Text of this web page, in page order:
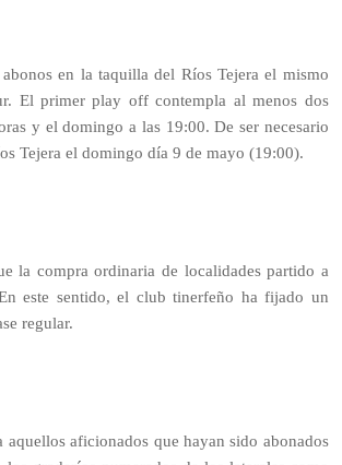
en la taquilla del Ríos Tejera el mismo
El primer play off contempla al menos dos
y el domingo a las 19:00. De ser necesario
Tejera el domingo día 9 de mayo (19:00).
la compra ordinaria de localidades partido a
este sentido, el club tinerfeño ha fijado un
regular.
aficionados que hayan sido abonados